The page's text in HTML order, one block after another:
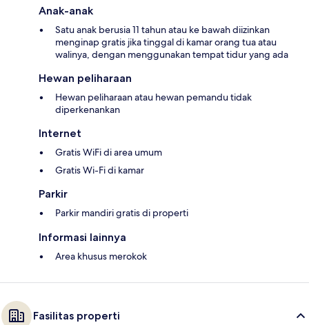
Anak-anak
Satu anak berusia 11 tahun atau ke bawah diizinkan
menginap gratis jika tinggal di kamar orang tua atau
walinya, dengan menggunakan tempat tidur yang ada
Hewan peliharaan
Hewan peliharaan atau hewan pemandu tidak
diperkenankan
Internet
Gratis WiFi di area umum
Gratis Wi-Fi di kamar
Parkir
Parkir mandiri gratis di properti
Informasi lainnya
Area khusus merokok
Fasilitas properti